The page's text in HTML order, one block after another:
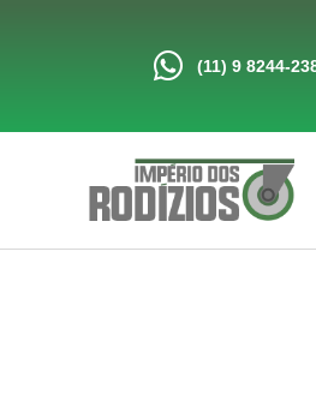
(11) 9 8244-